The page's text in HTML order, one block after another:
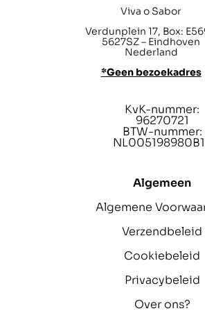
Viva o Sabor
Verdunplein 17, Box:
5627SZ – Eindhoven
Nederland
*Geen bezoekadres
KvK-nummer:
96270721
BTW-nummer:
Algemeen
Algemene
Verzendbeleid
Cookiebeleid
Privacybeleid
Over ons?